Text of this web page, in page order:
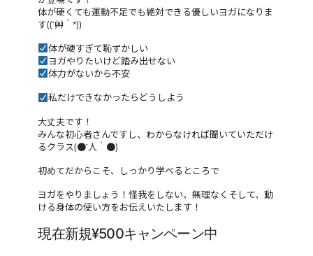
体が硬くても運動不足でも絶対できる優しいヨガになりま
す((´艸｀*))
体が硬すぎて恥ずかしい
ヨガやりたいけど踏み出せない
体力がないから不安
私だけできなかったらどうしよう
大丈夫です！
みんな初心者さんですし、わからなければ聞いていただけ
るクラス(●´人｀●)
初めてだからこそ、しっかり学べるところで
ヨガをやりましょう！怪我をしない、無理なくそして、動
ける身体の使い方をお伝えいたします！
現在新規¥500キャンペーン中